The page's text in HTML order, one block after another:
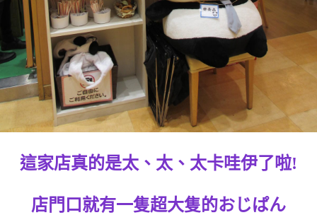
這家店真的是太、太、太卡哇伊了啦!
店門口就有一隻超大隻的おじぱん